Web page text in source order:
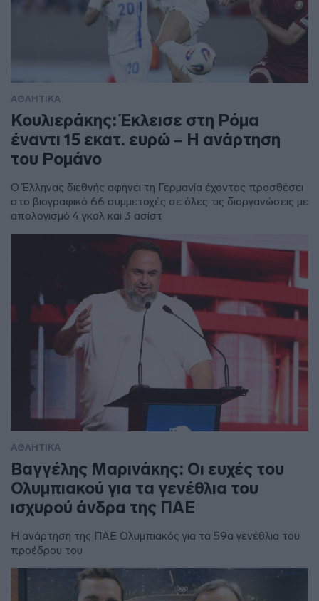
ΑΘΛΗΤΙΚΑ
Κουλιεράκης: Έκλεισε στη Ρόμα
έναντι 15 εκατ. ευρώ – Η ανάρτηση
του Ρομάνο
Ο Έλληνας διεθνής αφήνει τη Γερμανία έχοντας προσθέσει
στο βιογραφικό 66 συμμετοχές σε όλες τις διοργανώσεις με
απολογισμό 4 γκολ και 3 ασίστ
ΑΘΛΗΤΙΚΑ
Βαγγέλης Μαρινάκης: Οι ευχές του
Ολυμπιακού για τα γενέθλια του
ισχυρού άνδρα της ΠΑΕ
Η ανάρτηση της ΠΑΕ Ολυμπιακός για τα 59α γενέθλια του
προέδρου του